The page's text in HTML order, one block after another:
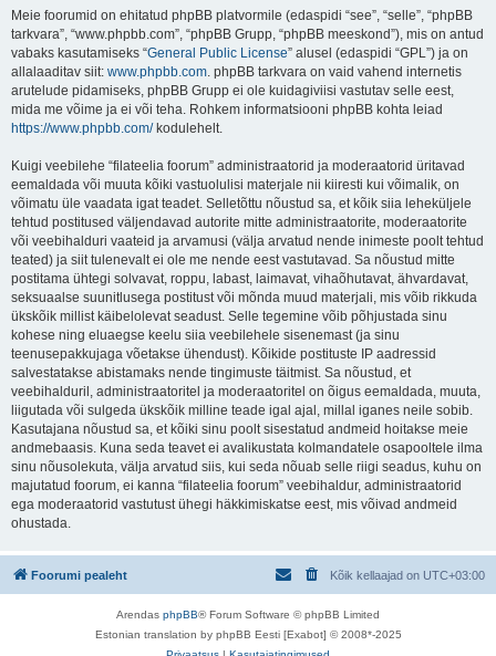
Meie foorumid on ehitatud phpBB platvormile (edaspidi “see”, “selle”, “phpBB
tarkvara”, “www.phpbb.com”, “phpBB Grupp, “phpBB meeskond”), mis on antud
vabaks kasutamiseks “General Public License” alusel (edaspidi “GPL”) ja on
allalaaditav siit: www.phpbb.com. phpBB tarkvara on vaid vahend internetis
arutelude pidamiseks, phpBB Grupp ei ole kuidagiviisi vastutav selle eest,
mida me võime ja ei või teha. Rohkem informatsiooni phpBB kohta leiad
https://www.phpbb.com/kodulehelt.
Kuigi veebilehe “filateelia foorum” administraatorid ja moderaatorid üritavad
eemaldada või muuta kõiki vastuolulisi materjale nii kiiresti kui võimalik, on
võimatu üle vaadata igat teadet. Selletõttu nõustud sa, et kõik siia leheküljele
tehtud postitused väljendavad autorite mitte administraatorite, moderaatorite
või veebihalduri vaateid ja arvamusi (välja arvatud nende inimeste poolt tehtud
teated) ja siit tulenevalt ei ole me nende eest vastutavad. Sa nõustud mitte
postitama ühtegi solvavat, roppu, labast, laimavat, vihaõhutavat, ähvardavat,
seksuaalse suunitlusega postitust või mõnda muud materjali, mis võib rikkuda
ükskõik millist käibelolevat seadust. Selle tegemine võib põhjustada sinu
kohese ning eluaegse keelu siia veebilehele sisenemast (ja sinu
teenusepakkujaga võetakse ühendust). Kõikide postituste IP aadressid
salvestatakse abistamaks nende tingimuste täitmist. Sa nõustud, et
veebihalduril, administraatoritel ja moderaatoritel on õigus eemaldada, muuta,
liigutada või sulgeda ükskõik milline teade igal ajal, millal iganes neile sobib.
Kasutajana nõustud sa, et kõiki sinu poolt sisestatud andmeid hoitakse meie
andmebaasis. Kuna seda teavet ei avalikustata kolmandatele osapooltele ilma
sinu nõusolekuta, välja arvatud siis, kui seda nõuab selle riigi seadus, kuhu on
majutatud foorum, ei kanna “filateelia foorum” veebihaldur, administraatorid
ega moderaatorid vastutust ühegi häkkimiskatse eest, mis võivad andmeid
ohustada.
Foorumi pealeht Kõik kellaajad on UTC+03:00
Arendas phpBB® Forum Software © phpBB Limited
Estonian translation by phpBB Eesti [Exabot] © 2008*-2025